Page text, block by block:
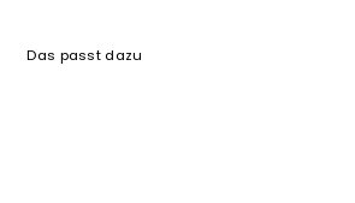
Das passt dazu